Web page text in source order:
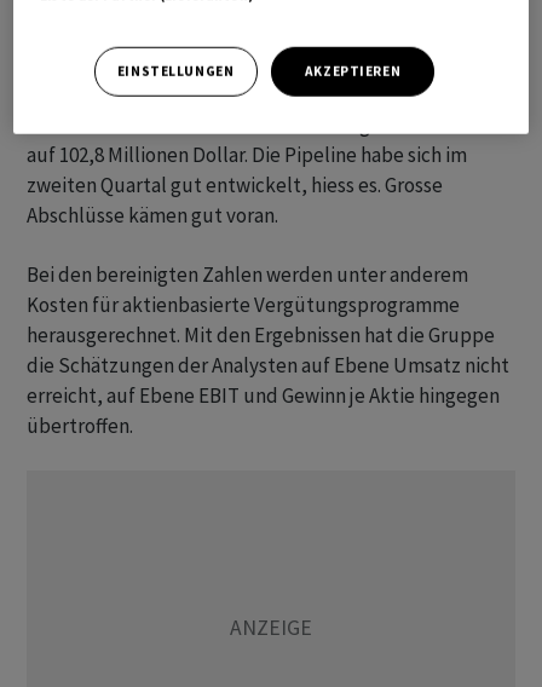
Die entsprechende Marge legte auf 35,4 Prozent zu von
Gewinn pro Aktie von 0,87 Dollar (+5%).
auf 102,8 Millionen Dollar. Die Pipeline habe sich im
zweiten Quartal gut entwickelt, hiess es. Grosse
Abschlüsse kämen gut voran.
Bei den bereinigten Zahlen werden unter anderem
Kosten für aktienbasierte Vergütungsprogramme
herausgerechnet. Mit den Ergebnissen hat die Gruppe
die Schätzungen der Analysten auf Ebene Umsatz nicht
erreicht, auf Ebene EBIT und Gewinn je Aktie hingegen
übertroffen.
EINSTELLUNGEN AKZEPTIEREN